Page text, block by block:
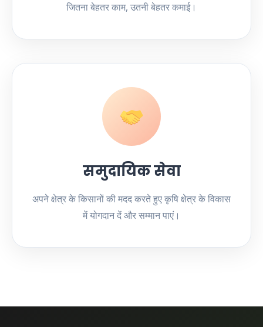
जितना बेहतर काम, उतनी बेहतर कमाई।
समुदायिक सेवा
अपने क्षेत्र के किसानों की मदद करते हुए कृषि क्षेत्र के विकास
में योगदान दें और सम्मान पाएं।